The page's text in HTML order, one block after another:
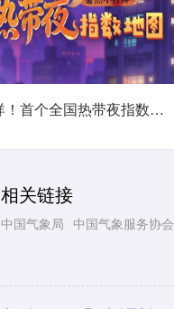
暑热不打烊！首个全国热带夜指数地图发布
相关链接
中国气象局 中国气象服务协会